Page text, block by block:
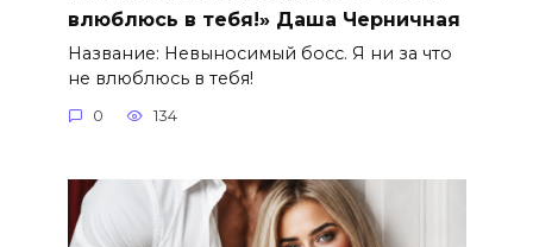
влюблюсь в тебя!» Даша Черничная
Название: Невыносимый босс. Я ни за что
не влюблюсь в тебя!
0 134